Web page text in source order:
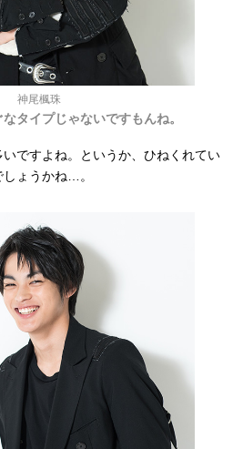
神尾楓珠
タイプじゃないですもんね。
ですよね。というか、ひねくれてい
ょうかね…。